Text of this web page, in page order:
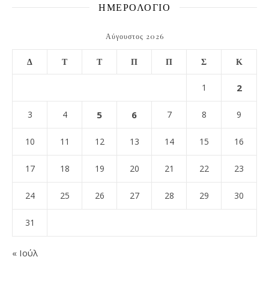
ΗΜΕΡΟΛΟΓΙΟ
Αύγουστος 2026
Δ Τ Τ Π Π Σ Κ
1 2
3 4 5 6 7 8 9
10 11 12 13 14 15 16
17 18 19 20 21 22 23
24 25 26 27 28 29 30
31
« Ιούλ